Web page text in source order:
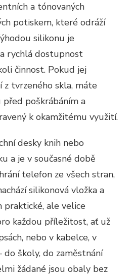
a tónovaných
potiskem, které odráží
silikonu je
rychlá dostupnost
činnost. Pokud jej
tvrzeného skla, máte
poškrábáním a
k okamžitému využití.
desky knih nebo
a je v současné době
telefon ze všech stran,
silikonová vložka a
praktické, ale velice
každou příležitost, ať už
nebo v kabelce, v
do školy, do zaměstnání
žádané jsou obaly bez